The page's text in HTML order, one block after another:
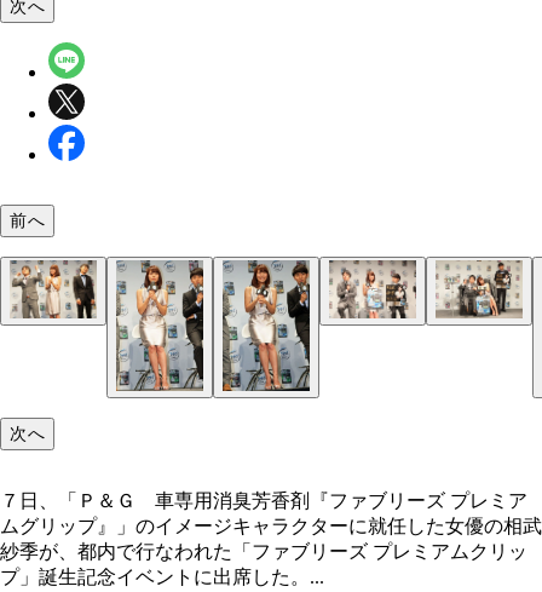
“理想のドライブデート”対決に勝ち、相武の隣に
上をうらやむ綾部。相武は「やっぱり香りって力
「ブサイクは匂いじゃ消えないんですよ」とツッ
相武に二度も「あーん」をさせる綾部
井上の番になっても後部座席部分に入り込む綾部
武も笑顔
「井上紗季、しっくりくるな～」という井上の発
「しっくり？」といぶかしむ相武
予想外の結末にガッツポーズする井上と落胆の表
かべる綾部
次へ
前へ
次へ
７日、「Ｐ＆Ｇ 車専用消臭芳香剤『ファブリーズ プレミア
ムグリップ』」のイメージキャラクターに就任した女優の相武
紗季が、都内で行なわれた「ファブリーズ プレミアムクリッ
プ」誕生記念イベントに出席した。...